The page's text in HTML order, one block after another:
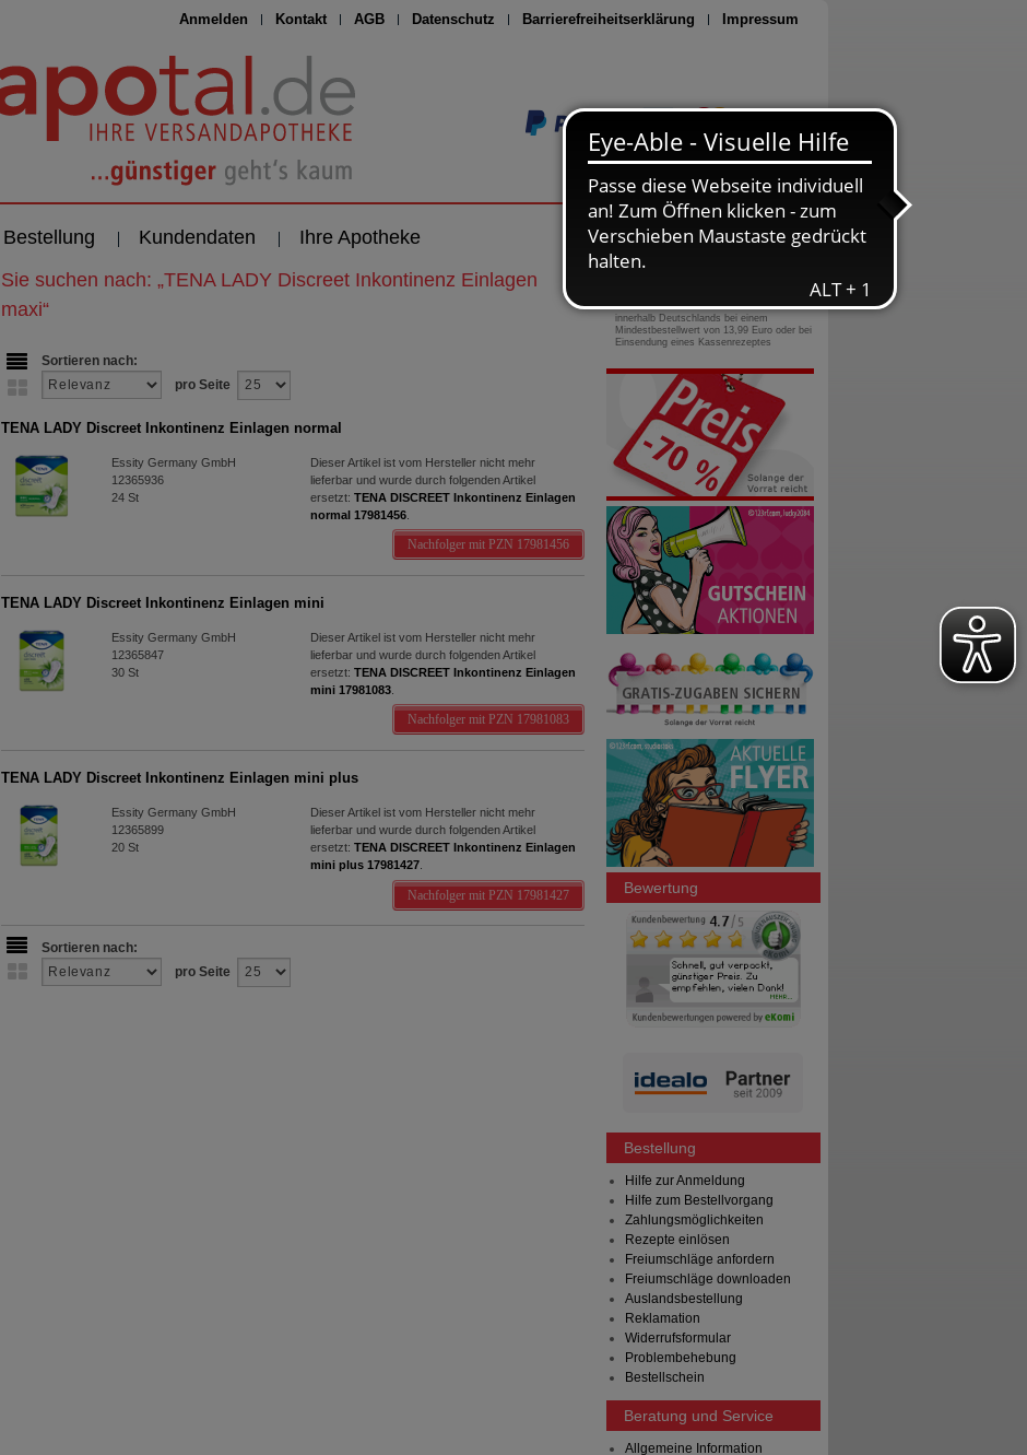
Anmelden Kontakt AGB Datenschutz Barrierefreiheitserklärung Impressum
Seite drucken
Bestellung Kundendaten Ihre Apotheke
Sie suchen nach: „TENA LADY Discreet Inkontinenz Einlagen
maxi“
Sortieren nach:
pro Seite
TENA LADY Discreet Inkontinenz Einlagen normal
Essity Germany GmbH
12365936
24St
Dieser Artikel ist vom Hersteller nicht mehr
lieferbar und wurde durch folgenden Artikel
ersetzt: TENA DISCREET Inkontinenz Einlagen
normal 17981456.
Nachfolger mit PZN 17981456
TENA LADY Discreet Inkontinenz Einlagen mini
Essity Germany GmbH
12365847
30St
Dieser Artikel ist vom Hersteller nicht mehr
lieferbar und wurde durch folgenden Artikel
ersetzt: TENA DISCREET Inkontinenz Einlagen
mini 17981083.
Nachfolger mit PZN 17981083
TENA LADY Discreet Inkontinenz Einlagen mini plus
Essity Germany GmbH
12365899
20St
Dieser Artikel ist vom Hersteller nicht mehr
lieferbar und wurde durch folgenden Artikel
ersetzt: TENA DISCREET Inkontinenz Einlagen
mini plus 17981427.
Nachfolger mit PZN 17981427
Sortieren nach:
pro Seite
0800-10 11 422
gebührenfreie Rufnummer
innerhalb Deutschlands bei einem
Mindestbestellwert von 13,99 Euro oder bei
Einsendung eines Kassenrezeptes
Bewertung
Bestellung
Hilfe zur Anmeldung
Hilfe zum Bestellvorgang
Zahlungsmöglichkeiten
Rezepte einlösen
Freiumschläge anfordern
Freiumschläge downloaden
Auslandsbestellung
Reklamation
Widerrufsformular
Problembehebung
Bestellschein
Beratung und Service
Allgemeine Information